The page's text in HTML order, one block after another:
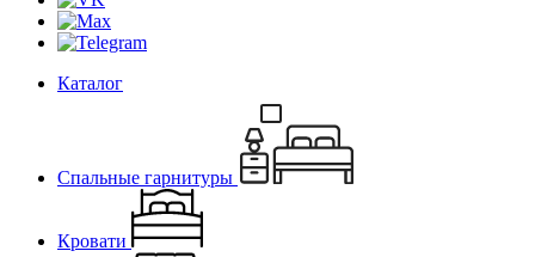
Каталог
Спальные гарнитуры
Кровати